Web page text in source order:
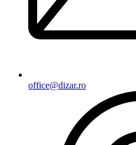
office@dizar.ro